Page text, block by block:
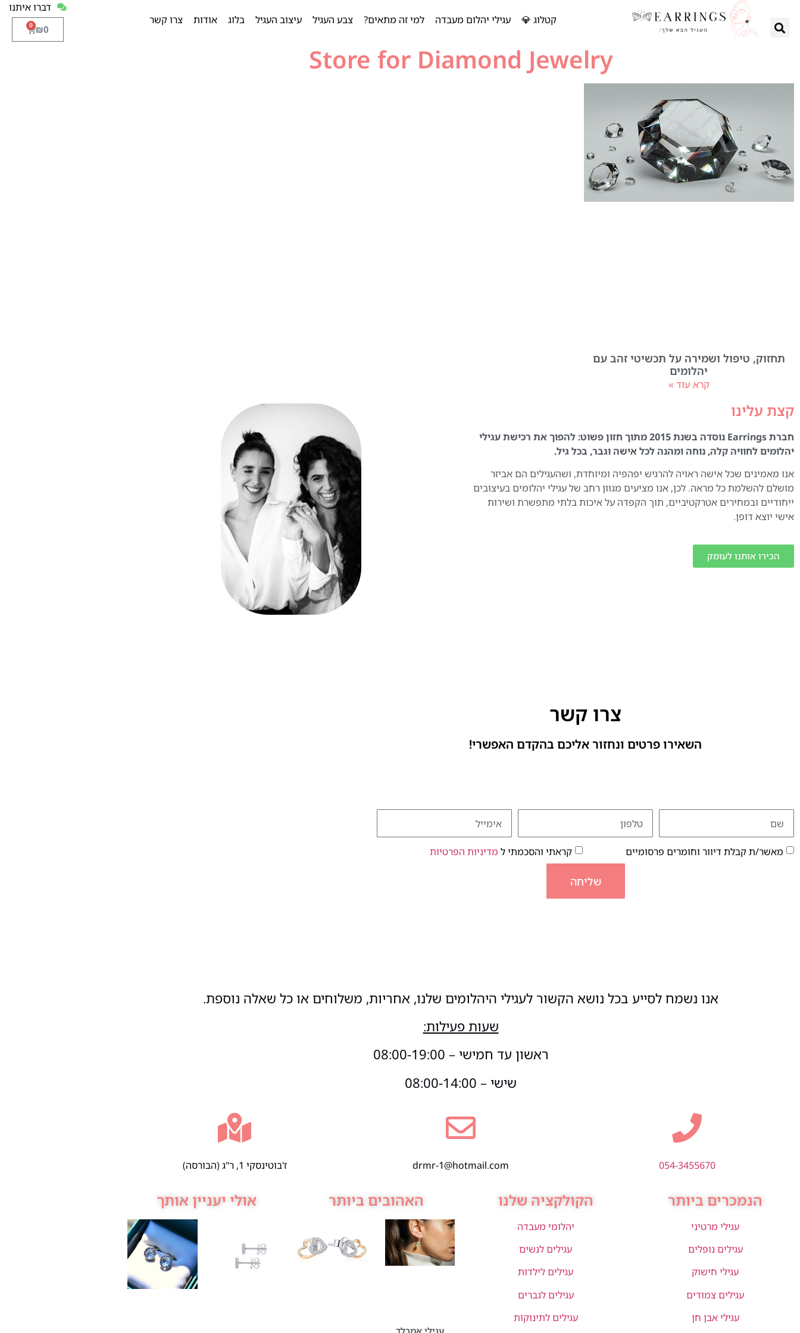
קטלוג 💎 עגילי יהלום מעבדה למי זה מתאים? צבע העגיל עיצוב העגיל בלוג אודות צרו קשר
דברו איתנו
₪0
0
Store for Diamond Jewelry
תחזוק, טיפול ושמירה על תכשיטי זהב עם
יהלומים
קרא עוד »
קצת עלינו
חברת Earrings נוסדה בשנת 2015 מתוך חזון פשוט: להפוך את רכישת עגילי
יהלומים לחוויה קלה, נוחה ומהנה לכל אישה וגבר, בכל גיל.
אנו מאמינים שכל אישה ראויה להרגיש יפהפיה ומיוחדת, ושהעגילים הם אביזר
מושלם להשלמת כל מראה. לכן, אנו מציעים מגוון רחב של עגילי יהלומים בעיצובים
ייחודיים ובמחירים אטרקטיביים, תוך הקפדה על איכות בלתי מתפשרת ושירות
אישי יוצא דופן.
הכירו אותנו לעומק
צרו קשר
השאירו פרטים ונחזור אליכם בהקדם האפשרי!
מאשר/ת קבלת דיוור וחומרים פרסומיים קראתי והסכמתי ל מדיניות הפרטיות
שליחה
אנו נשמח לסייע בכל נושא הקשור לעגילי היהלומים שלנו, אחריות, משלוחים או כל שאלה נוספת.
שעות פעילות:
ראשון עד חמישי – 08:00-19:00
שישי – 08:00-14:00
054-3455670
drmr-1@hotmail.com ז'בוטינסקי 1, ר"ג (הבורסה)
הנמכרים ביותר
עגילי מרטיני
עגילים נופלים
עגילי חישוק
עגילים צמודים
עגילי אבן חן
הקולקציה שלנו
יהלומי מעבדה
עגילים לנשים
עגילים לילדות
עגילים לגברים
עגילים לתינוקות
האהובים ביותר
עגילי אמרלד
אולי יעניין אותך